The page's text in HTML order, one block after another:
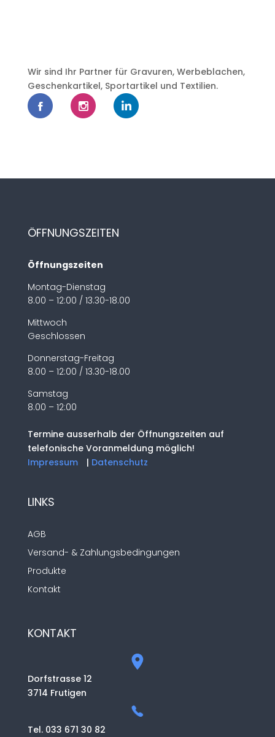
Wir sind Ihr Partner für Gravuren, Werbeblachen,
Geschenkartikel, Sportartikel und Textilien.
ÖFFNUNGSZEITEN
Öffnungszeiten
Montag-Dienstag
8.00 – 12:00 / 13.30-18.00
Mittwoch
Geschlossen
Donnerstag-Freitag
8.00 – 12:00 / 13.30-18.00
Samstag
8.00 – 12:00
Termine ausserhalb der Öffnungszeiten auf
telefonische Voranmeldung möglich!
Impressum
| Datenschutz
LINKS
AGB
Versand- & Zahlungsbedingungen
Produkte
Kontakt
KONTAKT
Dorfstrasse 12
3714 Frutigen
Tel. 033 671 30 82